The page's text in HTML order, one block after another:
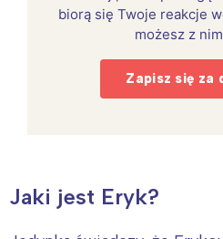
biorą się Twoje reakcje
możesz z
Zapisz się za
Jaki jest Eryk?